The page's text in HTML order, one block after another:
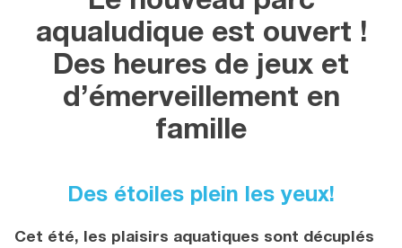
aqualudique est ouvert !
Des heures de jeux et
d’émerveillement en
famille
Des étoiles plein les yeux!
Cet été, les plaisirs aquatiques sont décuplés